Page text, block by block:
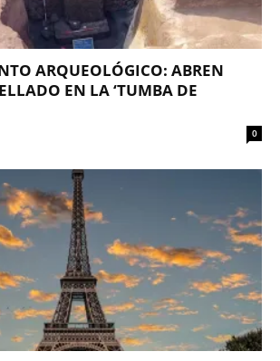
ARQUEOLÓGICO: ABREN
EN LA ‘TUMBA DE
0